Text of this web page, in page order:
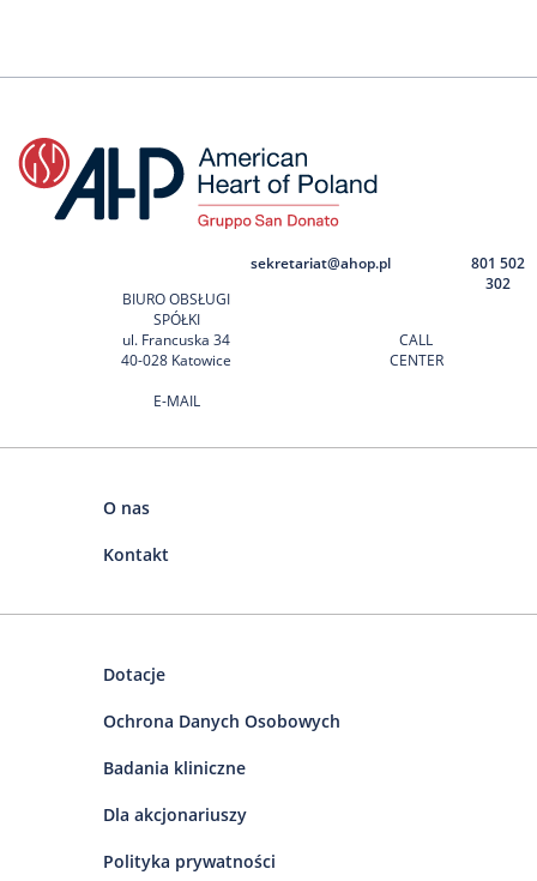
BIURO OBSŁUGI
SPÓŁKI
ul. Francuska 34
40-028 Katowice
E-MAIL
sekretariat@ahop.pl
CALL
CENTER
801 502
302
O nas
Kontakt
Dotacje
Ochrona Danych Osobowych
Badania kliniczne
Dla akcjonariuszy
Polityka prywatności